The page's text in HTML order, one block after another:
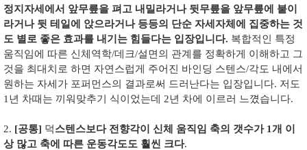
정지자세에서 앞무릎을 펴고 내밀라거나 뒷무릎을 앞무릎에 붙이
라거나 뒷 테일에 앉으라거나 등등의 단순 자세자체에 집중하는 것
도 별로 좋은 효과를 내기는 힘들다는 입장입니다. 복합적인 특정
움직임에 따른 신체역학/데크/설면의 관계를 정확하게 이해하고 그
것을 최대치로 하면 자연스럽게 주어진 바인딩 스텐스/각도 내에서
원하는 자세가 포퍼먼스의 결과로써 드러난다는 입장입니다. 저도
1년 차때는 끼워맞추기 식이었는데 2년 차에 이르러 느꼈습니다.
2. [공통] 덕스텐스보다 전향각이 신체 움직임 축의 갯수가 1개 이
상 많고 축에 따른 운동각도도 훨씬 크다.